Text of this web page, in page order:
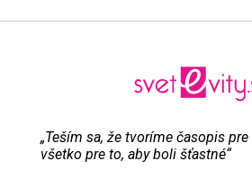
„Teším sa, že tvoríme časopis
všetko pre to, aby boli šťastné“